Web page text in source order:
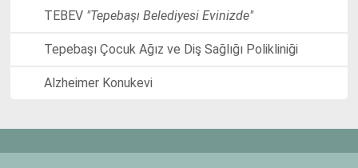
TEBEV "Tepebaşı Belediyesi Evinizde"
Tepebaşı Çocuk Ağız ve Diş Sağlığı Polikliniği
Alzheimer Konukevi